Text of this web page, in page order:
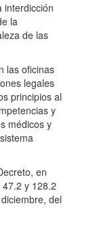
interdicción
la
de las
las oficinas
legales
principios al
y
médicos y
en
y 128.2
del